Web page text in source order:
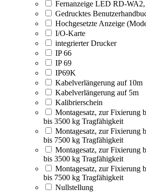
Fernanzeige LED RD-
Gedrucktes
Hochgesetzte Anzeige
I/O-Karte
integrierter Drucker
IP 66
IP 69
IP69K
Kabelverlängerung auf 10m
Kabelverlängerung auf 5m
Kalibrierschein
Montagesatz, zur Fixierung
bis 3500 kg Tragfähigkeit
Montagesatz, zur Fixierung
bis 7500 kg Tragfähigkeit
Montagesatz, zur Fixierung
bis 3500 kg Tragfähigkeit
Montagesatz, zur Fixierung
bis 7500 kg Tragfähigkeit
Nullstellung